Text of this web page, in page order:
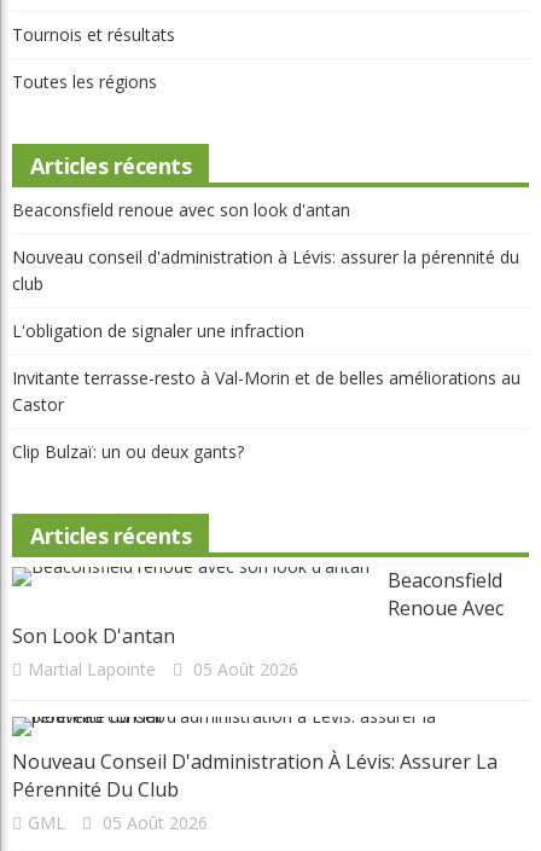
Tournois et résultats
Toutes les régions
Articles récents
Beaconsfield renoue avec son look d'antan
Nouveau conseil d'administration à Lévis: assurer la pérennité du
club
L'obligation de signaler une infraction
Invitante terrasse-resto à Val-Morin et de belles améliorations au
Castor
Clip Bulzaï: un ou deux gants?
Articles récents
Beaconsfield
Renoue Avec
Son Look D'antan
Martial Lapointe 05 Août 2026
Nouveau Conseil D'administration À Lévis: Assurer La
Pérennité Du Club
GML 05 Août 2026